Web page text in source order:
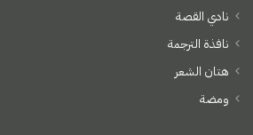
نادي القصة
نافذة الترجمة
هتان الشعر
ومضة